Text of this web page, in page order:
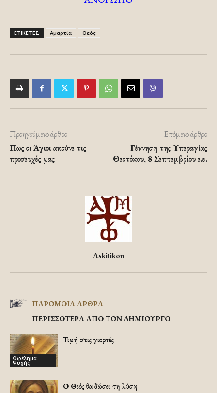
ΕΤΙΚΕΤΕΣ Αμαρτία Θεός
Προηγούμενο άρθρο
Πως οι Άγιοι ακούνε τις
προσευχές μας
Επόμενο άρθρο
Γέννηση της Υπεραγίας
Θεοτόκου, 8 Σεπτεμβρίου ε.ε.
Askitikon
ΠΑΡΟΜΟΙΑ ΑΡΘΡΑ
ΠΕΡΙΣΣΟΤΕΡΑ ΑΠΟ ΤΟΝ ΔΗΜΙΟΥΡΓΟ
Ωφέλημα
Ψυχής
Τιμή στις γιορτές
Ο Θεός θα δώσει τη λύση